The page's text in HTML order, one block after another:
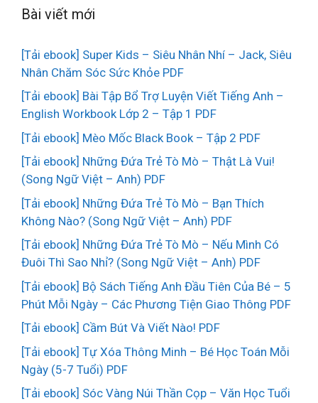
Bài viết mới
[Tải ebook] Super Kids – Siêu Nhân Nhí – Jack, Siêu
Nhân Chăm Sóc Sức Khỏe PDF
[Tải ebook] Bài Tập Bổ Trợ Luyện Viết Tiếng Anh –
English Workbook Lớp 2 – Tập 1 PDF
[Tải ebook] Mèo Mốc Black Book – Tập 2 PDF
[Tải ebook] Những Đứa Trẻ Tò Mò – Thật Là Vui!
(Song Ngữ Việt – Anh) PDF
[Tải ebook] Những Đứa Trẻ Tò Mò – Bạn Thích
Không Nào? (Song Ngữ Việt – Anh) PDF
[Tải ebook] Những Đứa Trẻ Tò Mò – Nếu Mình Có
Đuôi Thì Sao Nhỉ? (Song Ngữ Việt – Anh) PDF
[Tải ebook] Bộ Sách Tiếng Anh Đầu Tiên Của Bé – 5
Phút Mỗi Ngày – Các Phương Tiện Giao Thông PDF
[Tải ebook] Cầm Bút Và Viết Nào! PDF
[Tải ebook] Tự Xóa Thông Minh – Bé Học Toán Mỗi
Ngày (5-7 Tuổi) PDF
[Tải ebook] Sóc Vàng Núi Thần Cọp – Văn Học Tuổi